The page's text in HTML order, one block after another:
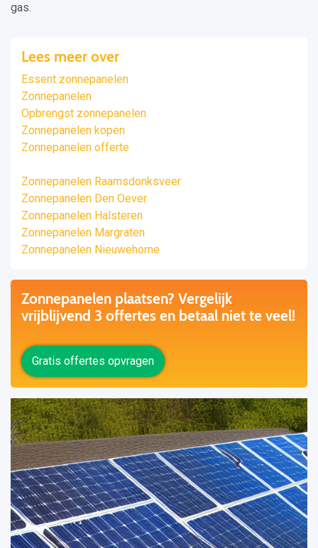
gas.
Lees meer over
Essent zonnepanelen
Zonnepanelen
Opbrengst zonnepanelen
Zonnepanelen kopen
Zonnepanelen offerte
Zonnepanelen Raamsdonksveer
Zonnepanelen Den Oever
Zonnepanelen Halsteren
Zonnepanelen Margraten
Zonnepanelen Nieuwehorne
Zonnepanelen plaatsen? Vergelijk
vrijblijvend 3 offertes en betaal niet te veel!
Gratis offertes opvragen